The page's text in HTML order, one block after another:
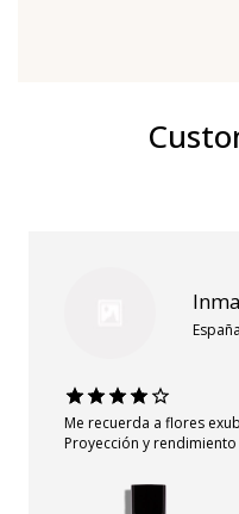
España
Me recuerda a flores
Proyección y